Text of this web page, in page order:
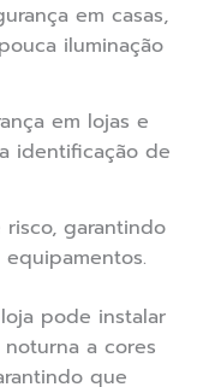
em casas,
iluminação
em lojas e
identificação de
risco, garantindo
pode instalar
a cores
que